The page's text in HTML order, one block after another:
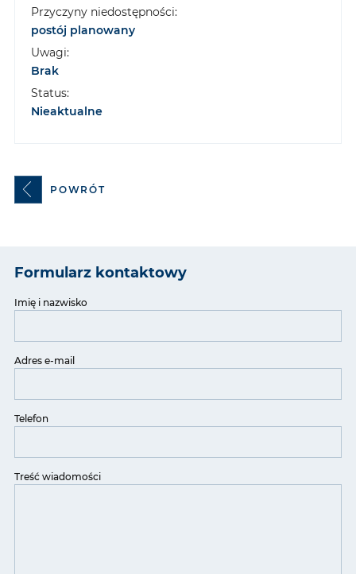
Przyczyny niedostępności:
postój planowany
Uwagi:
Brak
Status:
Nieaktualne
POWRÓT
Formularz kontaktowy
Imię i nazwisko
Adres e-mail
Telefon
Treść wiadomości